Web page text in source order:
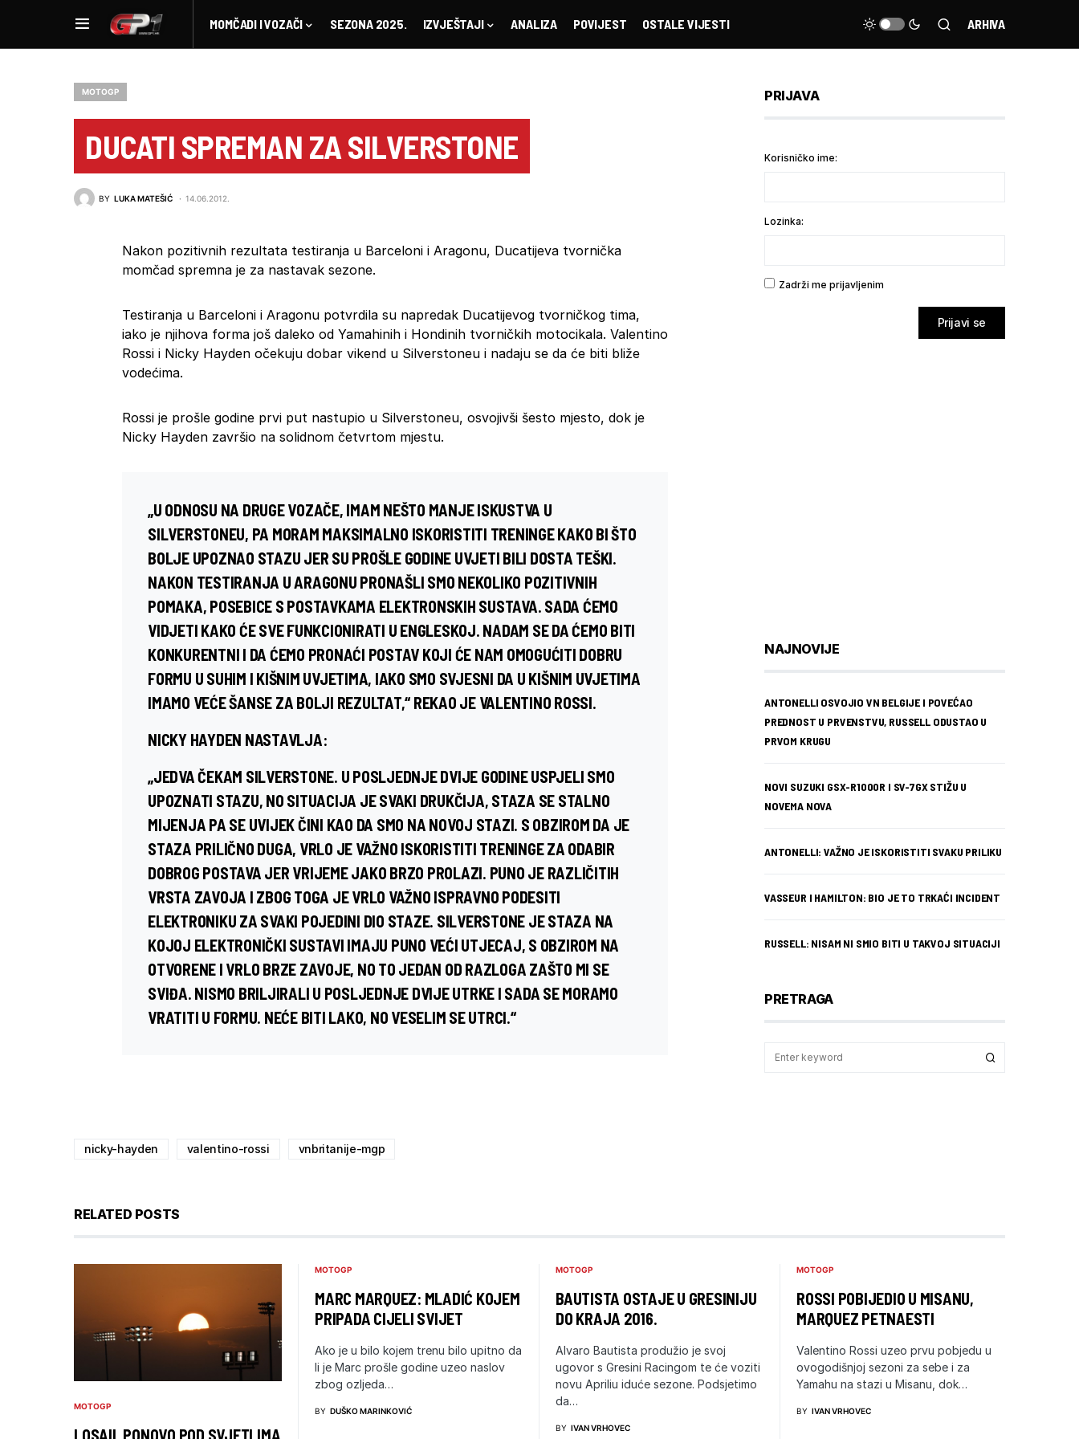
MOMČADI I VOZAČI SEZONA 2025. IZVJEŠTAJI ANALIZA POVIJEST OSTALE VIJESTI ARHIVA
MOTOGP
DUCATI SPREMAN ZA SILVERSTONE
BY LUKA MATEŠIĆ 14.06.2012.
Nakon pozitivnih rezultata testiranja u Barceloni i Aragonu, Ducatijeva tvornička
momčad spremna je za nastavak sezone.
Testiranja u Barceloni i Aragonu potvrdila su napredak Ducatijevog tvorničkog tima,
iako je njihova forma još daleko od Yamahinih i Hondinih tvorničkih motocikala. Valentino
Rossi i Nicky Hayden očekuju dobar vikend u Silverstoneu i nadaju se da će biti bliže
vodećima.
Rossi je prošle godine prvi put nastupio u Silverstoneu, osvojivši šesto mjesto, dok je
Nicky Hayden završio na solidnom četvrtom mjestu.
„U ODNOSU NA DRUGE VOZAČE, IMAM NEŠTO MANJE ISKUSTVA U
SILVERSTONEU, PA MORAM MAKSIMALNO ISKORISTITI TRENINGE KAKO BI ŠTO
BOLJE UPOZNAO STAZU JER SU PROŠLE GODINE UVJETI BILI DOSTA TEŠKI.
NAKON TESTIRANJA U ARAGONU PRONAŠLI SMO NEKOLIKO POZITIVNIH
POMAKA, POSEBICE S POSTAVKAMA ELEKTRONSKIH SUSTAVA. SADA ĆEMO
VIDJETI KAKO ĆE SVE FUNKCIONIRATI U ENGLESKOJ. NADAM SE DA ĆEMO BITI
KONKURENTNI I DA ĆEMO PRONAĆI POSTAV KOJI ĆE NAM OMOGUĆITI DOBRU
FORMU U SUHIM I KIŠNIM UVJETIMA, IAKO SMO SVJESNI DA U KIŠNIM UVJETIMA
IMAMO VEĆE ŠANSE ZA BOLJI REZULTAT,“ REKAO JE VALENTINO ROSSI.
NICKY HAYDEN NASTAVLJA:
„JEDVA ČEKAM SILVERSTONE. U POSLJEDNJE DVIJE GODINE USPJELI SMO
UPOZNATI STAZU, NO SITUACIJA JE SVAKI DRUKČIJA, STAZA SE STALNO
MIJENJA PA SE UVIJEK ČINI KAO DA SMO NA NOVOJ STAZI. S OBZIROM DA JE
STAZA PRILIČNO DUGA, VRLO JE VAŽNO ISKORISTITI TRENINGE ZA ODABIR
DOBROG POSTAVA JER VRIJEME JAKO BRZO PROLAZI. PUNO JE RAZLIČITIH
VRSTA ZAVOJA I ZBOG TOGA JE VRLO VAŽNO ISPRAVNO PODESITI
ELEKTRONIKU ZA SVAKI POJEDINI DIO STAZE. SILVERSTONE JE STAZA NA
KOJOJ ELEKTRONIČKI SUSTAVI IMAJU PUNO VEĆI UTJECAJ, S OBZIROM NA
OTVORENE I VRLO BRZE ZAVOJE, NO TO JEDAN OD RAZLOGA ZAŠTO MI SE
SVIĐA. NISMO BRILJIRALI U POSLJEDNJE DVIJE UTRKE I SADA SE MORAMO
VRATITI U FORMU. NEĆE BITI LAKO, NO VESELIM SE UTRCI.“
nicky-hayden valentino-rossi vnbritanije-mgp
PRIJAVA
Korisničko ime:
Lozinka:
Zadrži me prijavljenim
Prijavi se
NAJNOVIJE
ANTONELLI OSVOJIO VN BELGIJE I POVEĆAO
PREDNOST U PRVENSTVU, RUSSELL ODUSTAO U
PRVOM KRUGU
NOVI SUZUKI GSX-R1000R I SV-7GX STIŽU U
NOVEMA NOVA
ANTONELLI: VAŽNO JE ISKORISTITI SVAKU PRILIKU
VASSEUR I HAMILTON: BIO JE TO TRKAĆI INCIDENT
RUSSELL: NISAM NI SMIO BITI U TAKVOJ SITUACIJI
PRETRAGA
RELATED POSTS
MOTOGP
LOSAIL PONOVO POD SVJETLIMA
MOTOGP
MARC MARQUEZ: MLADIĆ KOJEM
PRIPADA CIJELI SVIJET
Ako je u bilo kojem trenu bilo upitno da
li je Marc prošle godine uzeo naslov
zbog ozljeda…
BY DUŠKO MARINKOVIĆ
MOTOGP
BAUTISTA OSTAJE U GRESINIJU
DO KRAJA 2016.
Alvaro Bautista produžio je svoj
ugovor s Gresini Racingom te će voziti
novu Apriliu iduće sezone. Podsjetimo
da…
BY IVAN VRHOVEC
MOTOGP
ROSSI POBIJEDIO U MISANU,
MARQUEZ PETNAESTI
Valentino Rossi uzeo prvu pobjedu u
ovogodišnjoj sezoni za sebe i za
Yamahu na stazi u Misanu, dok…
BY IVAN VRHOVEC